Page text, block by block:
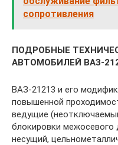
сопротивления
ПОДРОБНЫЕ
АВТОМОБИЛЕЙ ВАЗ-
ВАЗ-21213 и его
повышенной
ведущие
блокировки
несущий,